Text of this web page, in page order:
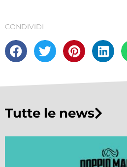
CONDIVIDI
Tutte le news